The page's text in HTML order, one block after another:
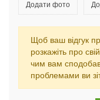
Додати фото
Щоб ваш відгук
розкажіть про
чим вам
проблемами ви